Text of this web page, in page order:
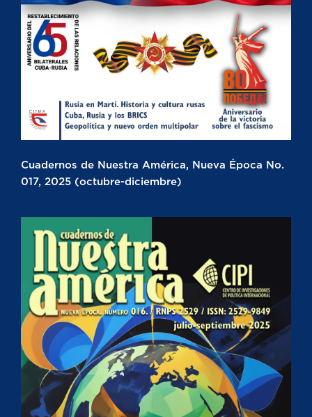
Cuadernos de Nuestra América, Nueva Época No.
017, 2025 (octubre-diciembre)